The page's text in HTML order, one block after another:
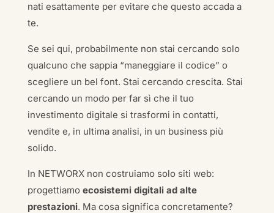
nati esattamente per evitare che questo accada a
te.
Se sei qui, probabilmente non stai cercando solo
qualcuno che sappia “maneggiare il codice” o
scegliere un bel font. Stai cercando crescita. Stai
cercando un modo per far sì che il tuo
investimento digitale si trasformi in contatti,
vendite e, in ultima analisi, in un business più
solido.
In NETWORX non costruiamo solo siti web:
progettiamo ecosistemi digitali ad alte
prestazioni. Ma cosa significa concretamente?